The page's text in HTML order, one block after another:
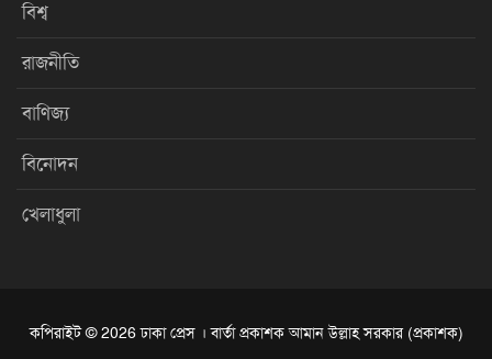
বিশ্ব
রাজনীতি
বাণিজ্য
বিনোদন
খেলাধুলা
কপিরাইট © 2026 ঢাকা প্রেস । বার্তা প্রকাশক আমান উল্লাহ সরকার (প্রকাশক)